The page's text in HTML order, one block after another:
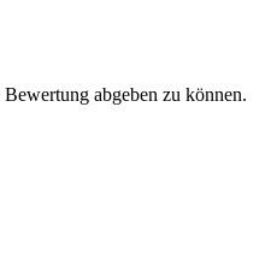
Bewertung abgeben zu können.